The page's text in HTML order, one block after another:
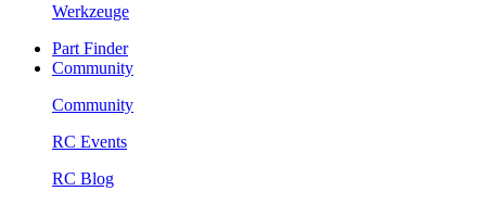
Werkzeuge
Part Finder
Community
Community
RC Events
RC Blog